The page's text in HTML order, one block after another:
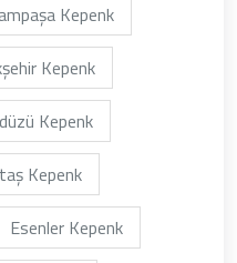
Kepenk
Kepenk
Kepenk
Kepenk
Esenler Kepenk